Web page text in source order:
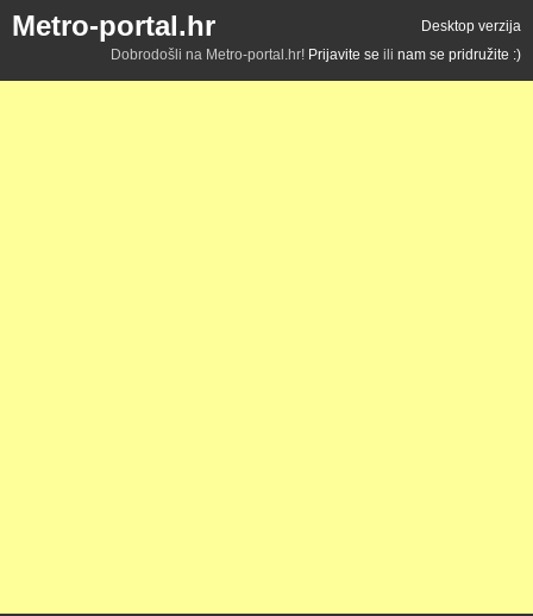
Metro-portal.hr
Desktop verzija
Dobrodošli na Metro-portal.hr! Prijavite se ili nam se pridružite :)